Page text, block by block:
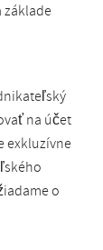
základe
na účet
exkluzívne
o